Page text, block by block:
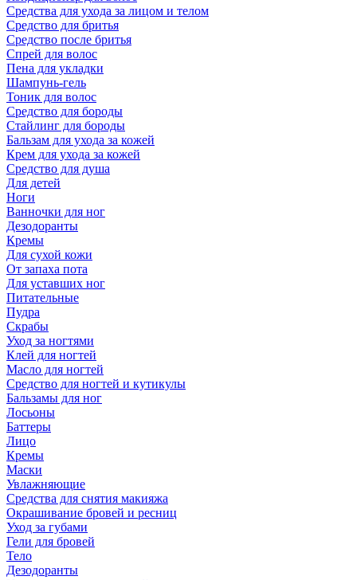
Средства для ухода за лицом и телом
Средство для бритья
Средство после бритья
Спрей для волос
Пена для укладки
Шампунь-гель
Тоник для волос
Средство для бороды
Стайлинг для бороды
Бальзам для ухода за кожей
Крем для ухода за кожей
Средство для душа
Для детей
Ноги
Ванночки для ног
Дезодоранты
Кремы
Для сухой кожи
От запаха пота
Для уставших ног
Питательные
Пудра
Скрабы
Уход за ногтями
Клей для ногтей
Масло для ногтей
Средство для ногтей и кутикулы
Бальзамы для ног
Лосьоны
Баттеры
Лицо
Кремы
Маски
Увлажняющие
Средства для снятия макияжа
Окрашивание бровей и ресниц
Уход за губами
Гели для бровей
Тело
Дезодоранты